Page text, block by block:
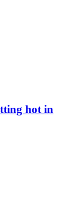
hot in